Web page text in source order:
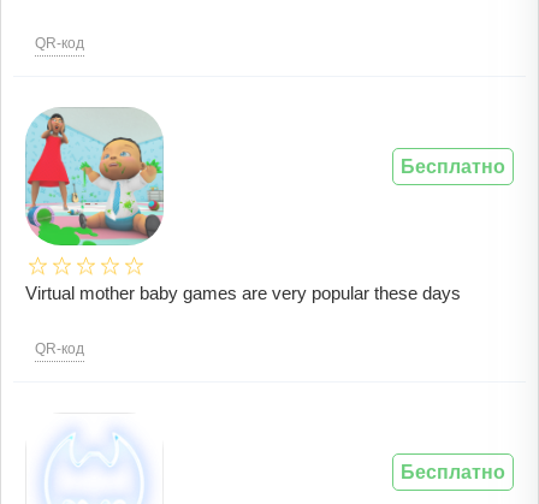
QR-код
Virtual mother baby games are very popular these days
QR-код
Бесплатно
Бесплатно